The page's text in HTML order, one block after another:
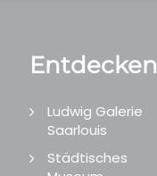
Entdecken
Ludwig Galerie
Saarlouis
Städtisches